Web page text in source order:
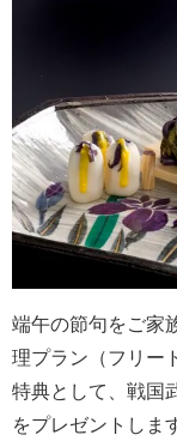
端午の節句をご家
理プラン（フリー
特典として、戦国
をプレゼントしま